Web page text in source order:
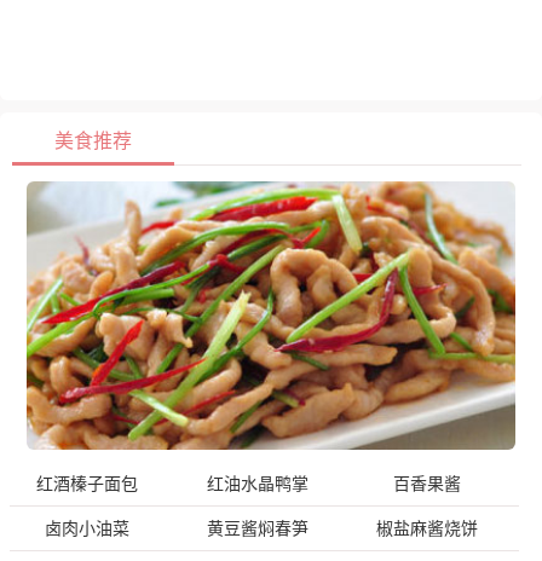
美食推荐
红酒榛子面包 红油水晶鸭掌 百香果酱
卤肉小油菜 黄豆酱焖春笋 椒盐麻酱烧饼